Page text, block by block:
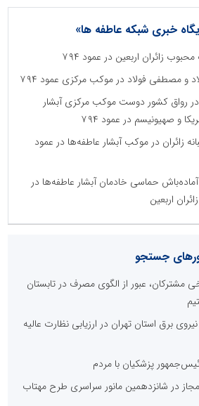
خبری شبکه عاطفه ها»
زائران اربعین در عمود ۷۹۴
و مصطفی فولاد در موکب مرکزی عمود ۷۹۴
در رواق کشور دوست موکب مرکزی آبشار
و صهیونیسم در عمود ۷۹۴
زائران در موکب آبشار عاطفه‌ها در عمود
حماسی خادمان آبشار عاطفه‌ها در
جستجو
مشترکان، عبور از الگوی مصرف در تابستان
برق استان تهران در ارزیابی نظارت عالیه
پزشکیان با مردم
برق غیرمجاز در شانزدهمین مانور سراسری طرح مهتاب